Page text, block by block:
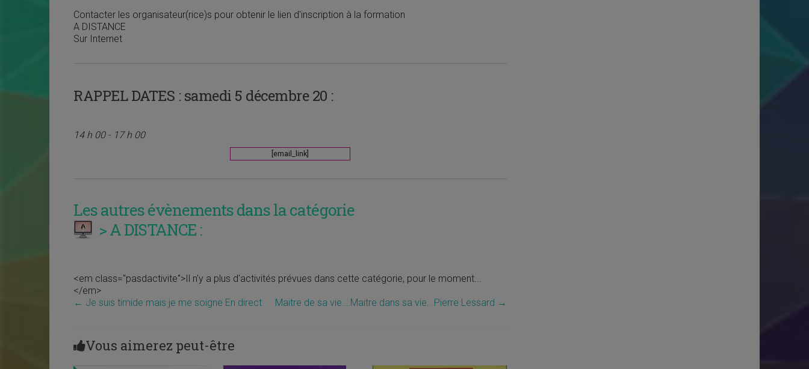
Contacter les organisateur(rice)s pour obtenir le lien d'inscription à la formation
A DISTANCE
Sur Internet
RAPPEL DATES :samedi 5 décembre 20 :
14 h 00 - 17 h 00
[email_link]
Les autres évènements dans la catégorie
> A DISTANCE :
<em class="pasdactivite">Il n'y a plus d'activités prévues dans cette catégorie, pour le moment...
</em>
← Je suis timide mais je me soigne En direct Maitre de sa vie….Maitre dans sa vie.. Pierre Lessard →
Vous aimerez peut-être